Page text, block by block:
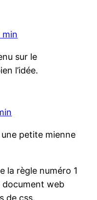
min
sur le
l’idée.
petite mienne
la règle numéro 1
document web
de css.